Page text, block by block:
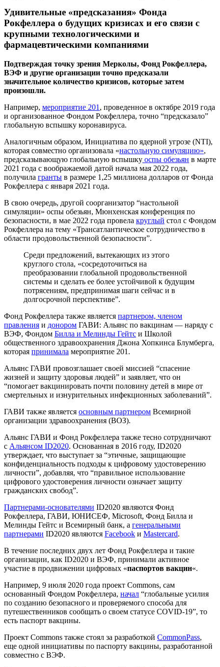
Удивительные «предсказания» Фонда
Рокфеллера о будущих кризисах и его связи с
крупными технологическими и
фармацевтическими компаниями
Подтверждая точку зрения Мерколы, Фонд Рокфеллера,
ВЭФ и другие организации точно предсказали
значительное количество кризисов, которые затем
произошли.
Например, мероприятие 201 , проведенное в октябре 2019 года
и организованное Фондом Рокфеллера, точно “предсказало”
глобальную вспышку коронавируса.
Аналогичным образом, Инициатива по ядерной угрозе (NTI),
которая совместно организовала «настольную симуляцию»,
предсказывающую глобальную вспышку оспы обезьян в марте
2021 года с воображаемой датой начала мая 2022 года,
получила гранты в размере 1,25 миллиона долларов от Фонда
Рокфеллера с января 2021 года.
В свою очередь, другой соорганизатор “настольной
симуляции» оспы обезьян, Мюнхенская конференция по
безопасности, в мае 2022 года провела круглый стол с Фондом
Рокфеллера на тему «Трансатлантическое сотрудничество в
области продовольственной безопасности”.
Среди предложений, вытекающих из этого
круглого стола, «сосредоточиться на
преобразовании глобальной продовольственной
системы и сделать ее более устойчивой к будущим
потрясениям, предпринимая шаги сейчас и в
долгосрочной перспективе”.
Фонд Рокфеллера также является партнером, членом
правления и донором ГАВИ: Альянс по вакцинам — наряду с
ВЭФ, Фондом Билла и Мелинды Гейтс и Школой
общественного здравоохранения Джона Хопкинса Блумберга,
которая принимала мероприятие 201.
Альянс ГАВИ провозглашает своей миссией “спасение
жизней и защиту здоровья людей” и заявляет, что он
“помогает вакцинировать почти половину детей в мире от
смертельных и изнурительных инфекционных заболеваний”.
ГАВИ также является основным партнером Всемирной
организации здравоохранения (ВОЗ).
Альянс ГАВИ и Фонд Рокфеллера также тесно сотрудничают
с Альянсом ID2020. Основанная в 2016 году, ID2020
утверждает, что выступает за “этичные, защищающие
конфиденциальность подходы к цифровому удостоверению
личности”, добавляя, что “правильное использование
цифрового удостоверения личности означает защиту
гражданских свобод”.
Партнерами-основателями ID2020 являются Фонд
Рокфеллера, ГАВИ, ЮНИСЕФ, Microsoft, Фонд Билла и
Мелинды Гейтс и Всемирный банк, а генеральными
партнерами ID2020 являются Facebook и Mastercard.
В течение последних двух лет Фонд Рокфеллера и такие
организации, как ID2020 и ВЭФ, принимали активное
участие в продвижении цифровых «паспортов вакцин«.
Например, 9 июля 2020 года проект Commons, сам
основанный Фондом Рокфеллера, начал “глобальные усилия
по созданию безопасного и проверяемого способа для
путешественников сообщать о своем статусе COVID-19”, то
есть паспорт вакцины.
Проект Commons также стоял за разработкой CommonPass,
еще одной инициативы по паспорту вакцины, разработанной
совместно с ВЭФ.